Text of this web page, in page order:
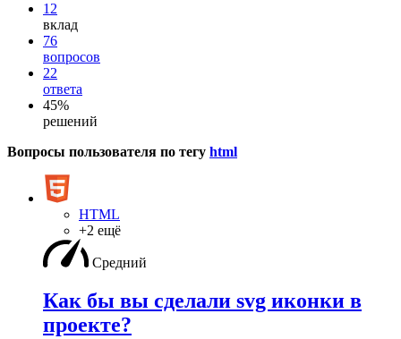
12
вклад
76
вопросов
22
ответа
45%
решений
Вопросы пользователя по тегу html
HTML
+2 ещё
Средний
Как бы вы сделали svg иконки в
проекте?